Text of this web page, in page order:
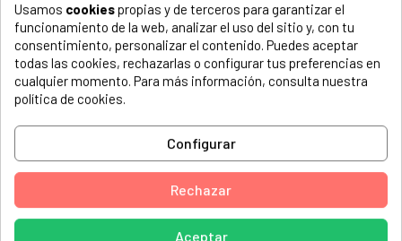
ALETA ROMPEAGUAS LAVADORA INDESIT, ARISTON
C00268109
Sustitutivo 482000023096 488000533119
ARISTON, 1148TX
ARISTON, 80623480000 AQ7L05I(EX)
ARISTON, 869991567400 F156740 BI WDHL 75128 MEA
Usamos cookiespropias y de terceros para garantizar el
funcionamiento de la web, analizar el uso del sitio y, con tu
consentimiento, personalizar el contenido. Puedes aceptar
todas las cookies, rechazarlas o configurar tus preferencias en
cualquier momento. Para más información, consulta nuestra
política de cookies.
Configurar
Rechazar
Aceptar